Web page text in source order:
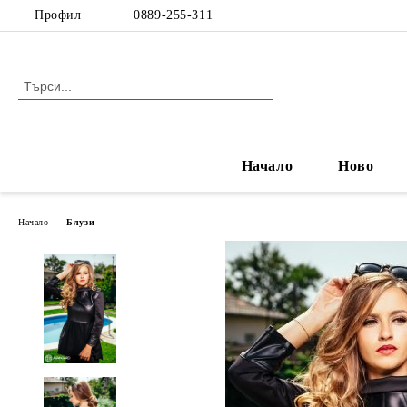
Профил 0889-255-311
Начало Ново
Начало Блузи